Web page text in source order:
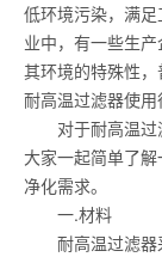
低环境污染，满
业中，有一些生
其环境的特殊性，
耐高温过滤器使用
对于耐高温过
大家一起简单了
净化需求。
一.材料
耐高温过滤器